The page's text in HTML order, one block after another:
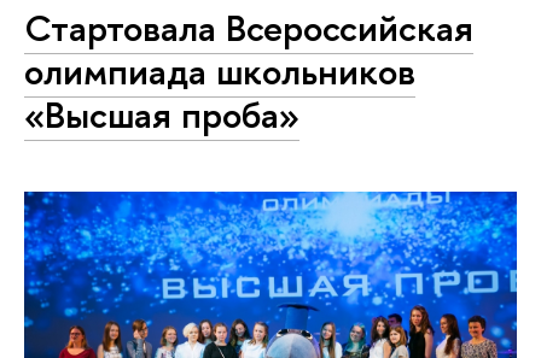
Стартовала Всероссийская
олимпиада школьников
«Высшая проба»